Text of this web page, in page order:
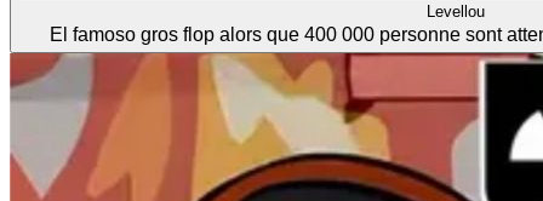
Levellou
El famoso gros flop alors que 400 000 personne sont